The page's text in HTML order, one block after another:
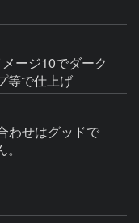
ージ10でダーク
等で仕上げ
わせはグッドで